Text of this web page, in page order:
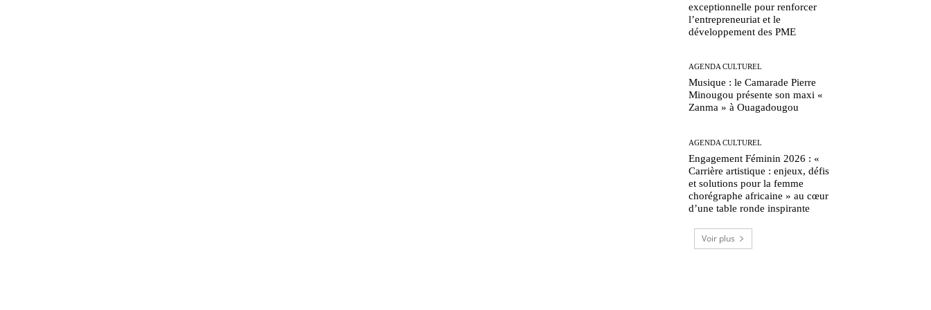
exceptionnelle pour renforcer
l’entrepreneuriat et le
développement des PME
AGENDA CULTUREL
Musique : le Camarade Pierre
Minougou présente son maxi «
Zanma » à Ouagadougou
AGENDA CULTUREL
Engagement Féminin 2026 : «
Carrière artistique : enjeux, défis
et solutions pour la femme
chorégraphe africaine » au cœur
d’une table ronde inspirante
Voir plus